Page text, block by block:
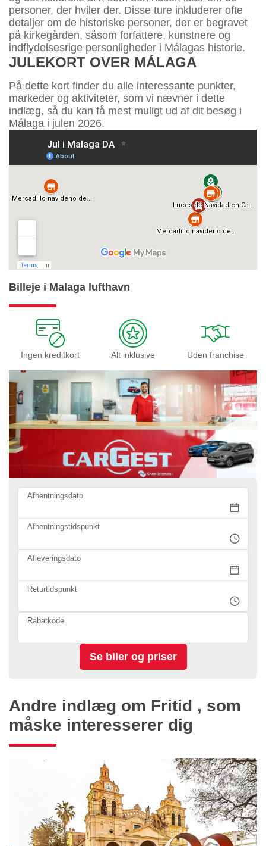
personer, der hviler der. Disse ture inkluderer ofte
detaljer om de historiske personer, der er begravet
på kirkegården, såsom forfattere, kunstnere og
indflydelsesrige personligheder i Málagas historie.
JULEKORT OVER MÁLAGA
På dette kort finder du alle interessante punkter,
markeder og aktiviteter, som vi nævner i dette
indlæg, så du kan få mest muligt ud af dit besøg i
Málaga i julen 2026.
Billeje i Malaga lufthavn
Ingen kreditkort Alt inklusive Uden franchise
Afhentningsdato
Afhentningstidspunkt
Afleveringsdato
Returtidspunkt
Rabatkode
Andre indlæg om Fritid , som
måske interesserer dig